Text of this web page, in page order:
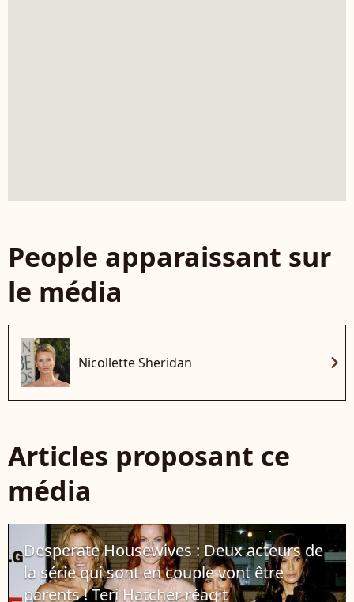
People apparaissant sur
le média
Nicollette Sheridan chevron_right
Articles proposant ce
média
Desperate Housewives : Deux acteurs de
la série qui sont en couple vont être
parents ! Teri Hatcher réagit